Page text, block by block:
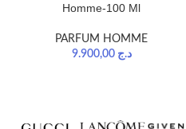
Homme-100 Ml
PARFUM HOMME
د.ج 9.900,00